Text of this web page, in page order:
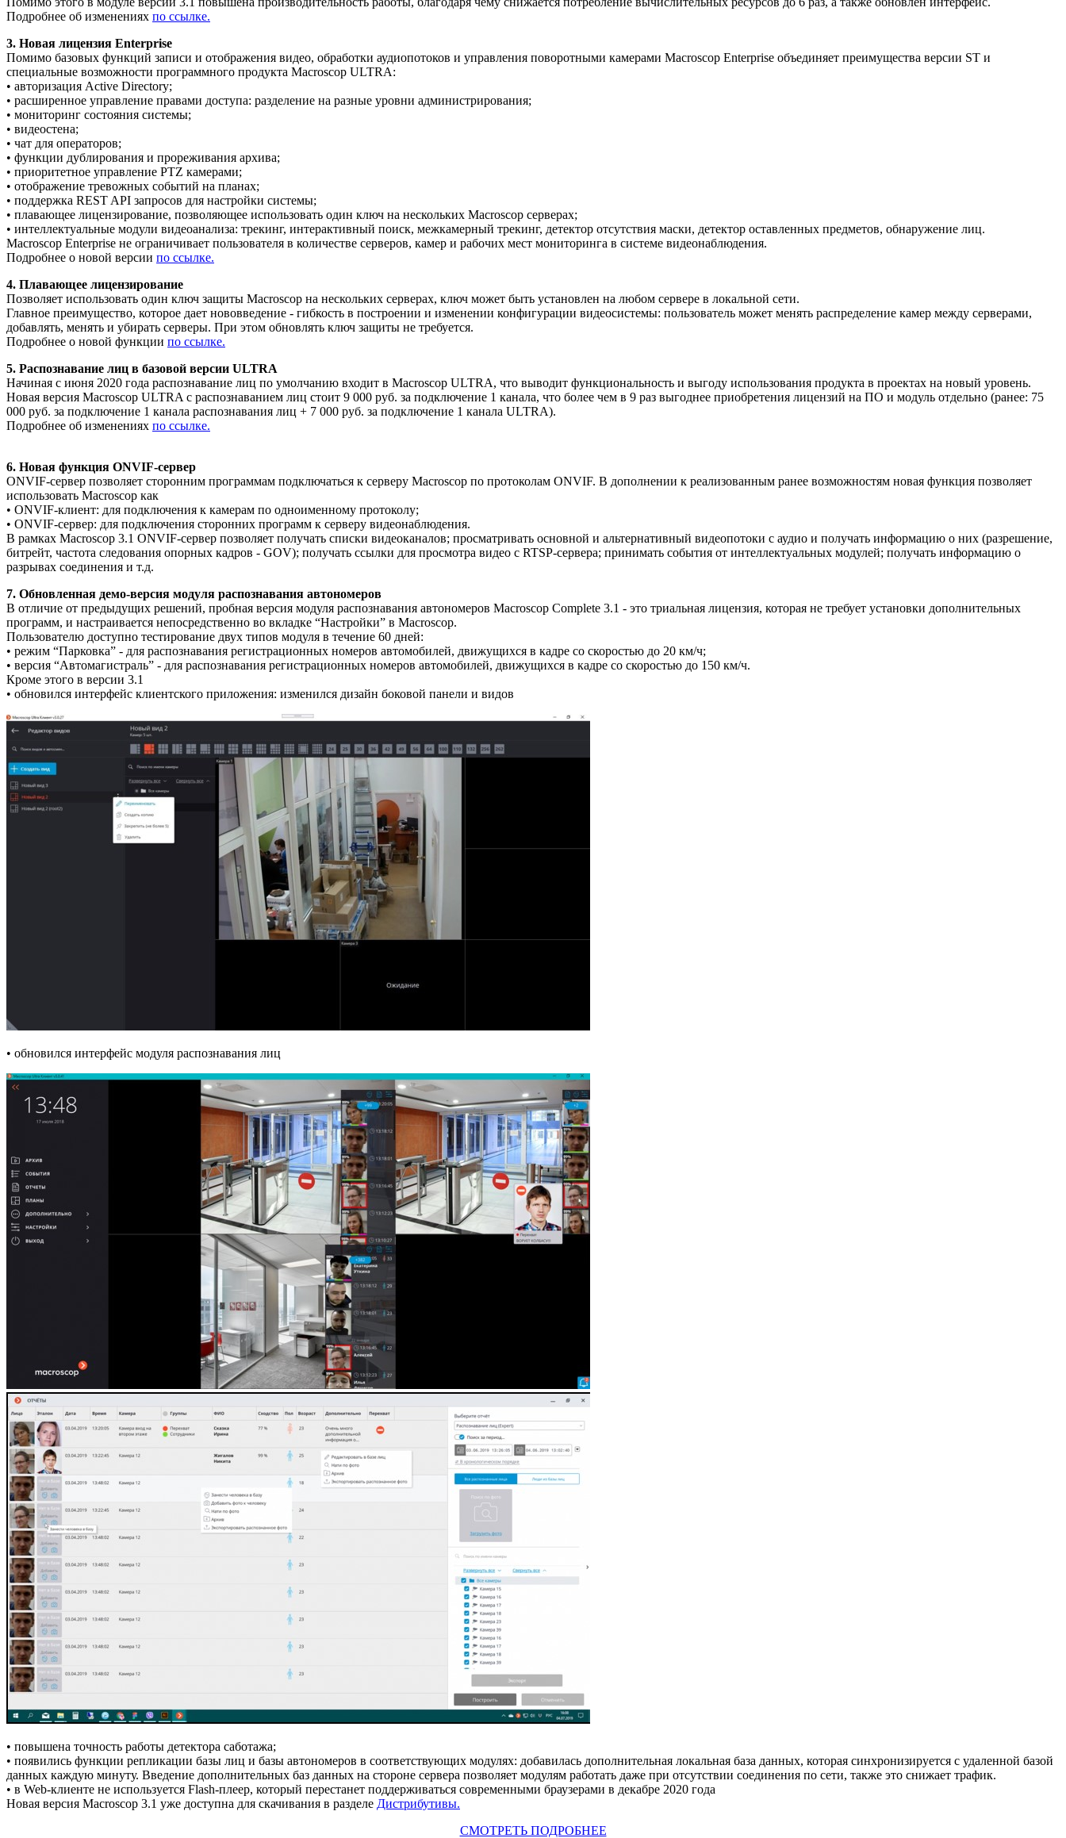
Подробнее об изменениях по ссылке.
3. Новая лицензия Enterprise
Помимо базовых функций записи и отображения видео, обработки аудиопотоков и управления поворотными камерами Macroscop Enterprise объединяет преимущества версии ST и
специальные возможности программного продукта Macroscop ULTRA:
• авторизация Active Directory;
• расширенное управление правами доступа: разделение на разные уровни администрирования;
• мониторинг состояния системы;
• видеостена;
• чат для операторов;
• функции дублирования и прореживания архива;
• приоритетное управление PTZ камерами;
• отображение тревожных событий на планах;
• поддержка REST API запросов для настройки системы;
• плавающее лицензирование, позволяющее использовать один ключ на нескольких Macroscop серверах;
• интеллектуальные модули видеоанализа: трекинг, интерактивный поиск, межкамерный трекинг, детектор отсутствия маски, детектор оставленных предметов, обнаружение лиц.
Macroscop Enterprise не ограничивает пользователя в количестве серверов, камер и рабочих мест мониторинга в системе видеонаблюдения.
Подробнее о новой версии по ссылке.
4. Плавающее лицензирование
Позволяет использовать один ключ защиты Macroscop на нескольких серверах, ключ может быть установлен на любом сервере в локальной сети.
Главное преимущество, которое дает нововведение - гибкость в построении и изменении конфигурации видеосистемы: пользователь может менять распределение камер между серверами,
добавлять, менять и убирать серверы. При этом обновлять ключ защиты не требуется.
Подробнее о новой функции по ссылке.
5. Распознавание лиц в базовой версии ULTRA
Начиная с июня 2020 года распознавание лиц по умолчанию входит в Macroscop ULTRA, что выводит функциональность и выгоду использования продукта в проектах на новый уровень.
Новая версия Macroscop ULTRA с распознаванием лиц стоит 9 000 руб. за подключение 1 канала, что более чем в 9 раз выгоднее приобретения лицензий на ПО и модуль отдельно (ранее: 75
000 руб. за подключение 1 канала распознавания лиц + 7 000 руб. за подключение 1 канала ULTRA).
Подробнее об изменениях по ссылке.
6. Новая функция ONVIF-сервер
ONVIF-сервер позволяет сторонним программам подключаться к серверу Macroscop по протоколам ONVIF. В дополнении к реализованным ранее возможностям новая функция позволяет
использовать Macroscop как
• ONVIF-клиент: для подключения к камерам по одноименному протоколу;
• ONVIF-сервер: для подключения сторонних программ к серверу видеонаблюдения.
В рамках Macroscop 3.1 ONVIF-сервер позволяет получать списки видеоканалов; просматривать основной и альтернативный видеопотоки с аудио и получать информацию о них (разрешение,
битрейт, частота следования опорных кадров - GOV); получать ссылки для просмотра видео с RTSP-сервера; принимать события от интеллектуальных модулей; получать информацию о
разрывах соединения и т.д.
7. Обновленная демо-версия модуля распознавания автономеров
В отличие от предыдущих решений, пробная версия модуля распознавания автономеров Macroscop Complete 3.1 - это триальная лицензия, которая не требует установки дополнительных
программ, и настраивается непосредственно во вкладке “Настройки” в Macroscop.
Пользователю доступно тестирование двух типов модуля в течение 60 дней:
• режим “Парковка” - для распознавания регистрационных номеров автомобилей, движущихся в кадре со скоростью до 20 км/ч;
• версия “Автомагистраль” - для распознавания регистрационных номеров автомобилей, движущихся в кадре со скоростью до 150 км/ч.
Кроме этого в версии 3.1
• обновился интерфейс клиентского приложения: изменился дизайн боковой панели и видов
• обновился интерфейс модуля распознавания лиц
• повышена точность работы детектора саботажа;
• появились функции репликации базы лиц и базы автономеров в соответствующих модулях: добавилась дополнительная локальная база данных, которая синхронизируется с удаленной базой
данных каждую минуту. Введение дополнительных баз данных на стороне сервера позволяет модулям работать даже при отсутствии соединения по сети, также это снижает трафик.
• в Web-клиенте не используется Flash-плеер, который перестанет поддерживаться современными браузерами в декабре 2020 года
Новая версия Macroscop 3.1 уже доступна для скачивания в разделе Дистрибутивы.
СМОТРЕТЬ ПОДРОБНЕЕ